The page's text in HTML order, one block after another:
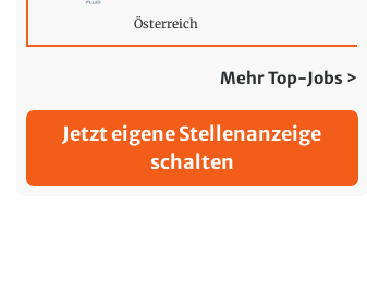
Österreich
Mehr Top-Jobs >
Jetzt eigene Stellenanzeige
schalten